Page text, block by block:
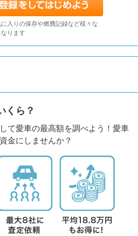
入りの保存や燃費記録など様々な
ります
くら？
て愛車の最高額を調べよう！愛車
金にしませんか？